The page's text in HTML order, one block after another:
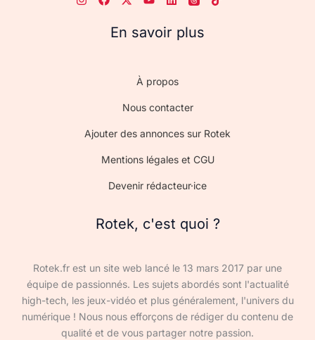
En savoir plus
À propos
Nous contacter
Ajouter des annonces sur Rotek
Mentions légales et CGU
Devenir rédacteur·ice
Rotek, c'est quoi ?
Rotek.fr est un site web lancé le 13 mars 2017 par une
équipe de passionnés. Les sujets abordés sont l'actualité
high-tech, les jeux-vidéo et plus généralement, l'univers du
numérique ! Nous nous efforçons de rédiger du contenu de
qualité et de vous partager notre passion.